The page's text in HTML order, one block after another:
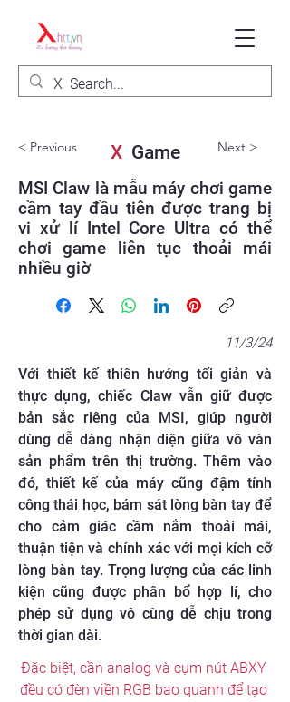
< Previous Next >
MSI Claw là mẫu máy chơi game
cầm tay đầu tiên được trang bị
vi xử lí Intel Core Ultra có thể
chơi game liên tục thoải mái
nhiều giờ
11/3/24
Với thiết kế thiên hướng tối giản và
thực dụng, chiếc Claw vẫn giữ được
bản sắc riêng của MSI, giúp người
dùng dễ dàng nhận diện giữa vô vàn
sản phẩm trên thị trường. Thêm vào
đó, thiết kế của máy cũng đậm tính
công thái học, bám sát lòng bàn tay để
cho cảm giác cầm nắm thoải mái,
thuận tiện và chính xác với mọi kích cỡ
lòng bàn tay. Trọng lượng của các linh
kiện cũng được phân bổ hợp lí, cho
phép sử dụng vô cùng dễ chịu trong
thời gian dài.
Đặc biệt, cần analog và cụm nút ABXY
đều có đèn viền RGB bao quanh để tạo
XGame